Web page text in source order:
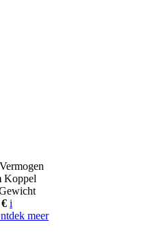
Vermogen
Koppel
i
meer